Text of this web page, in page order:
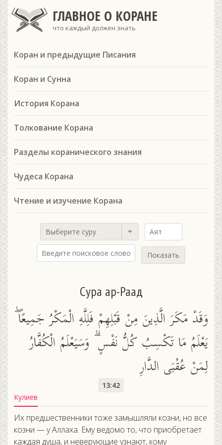
ГЛАВНОЕ О КОРАНЕ
что каждый должен знать
Коран и предыдущие Писания
Коран и Сунна
История Корана
Толкование Корана
Разделы коранического знания
Чудеса Корана
Чтение и изучение Корана
Выберите суру
Показать
Сура ар-Раад
وَقَدْ مَكَرَ الَّذِينَ مِنْ قَبْلِهِمْ فَلِلَّهِ الْمَكْرُ جَمِيعًا ۖ
يَعْلَمُ مَا تَكْسِبُ كُلُّ نَفْسٍ ۗ وَسَيَعْلَمُ الْكُفَّارُ
لِمَنْ عُقْبَى الدَّارِ
13:42
Кулиев
Их предшественники тоже замышляли козни, но все
козни — у Аллаха. Ему ведомо то, что приобретает
каждая душа, и неверующие узнают, кому